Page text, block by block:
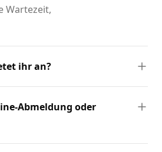
Wartezeit,
ihr an?
Abmeldung oder